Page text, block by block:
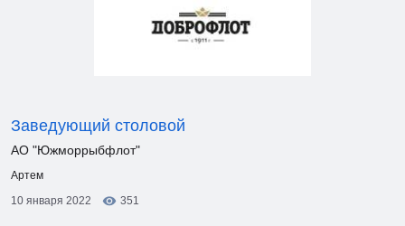
Заведующий столовой
АО "Южморрыбфлот"
Артем
10 января 2022
351